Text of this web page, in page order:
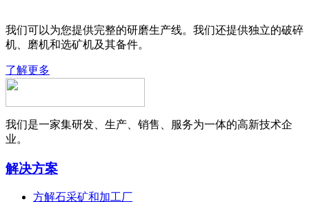
我们可以为您提供完整的研磨生产线。我们还提供独立的破碎
机、磨机和选矿机及其备件。
了解更多
我们是一家集研发、生产、销售、服务为一体的高新技术企
业。
解决方案
方解石采矿和加工厂